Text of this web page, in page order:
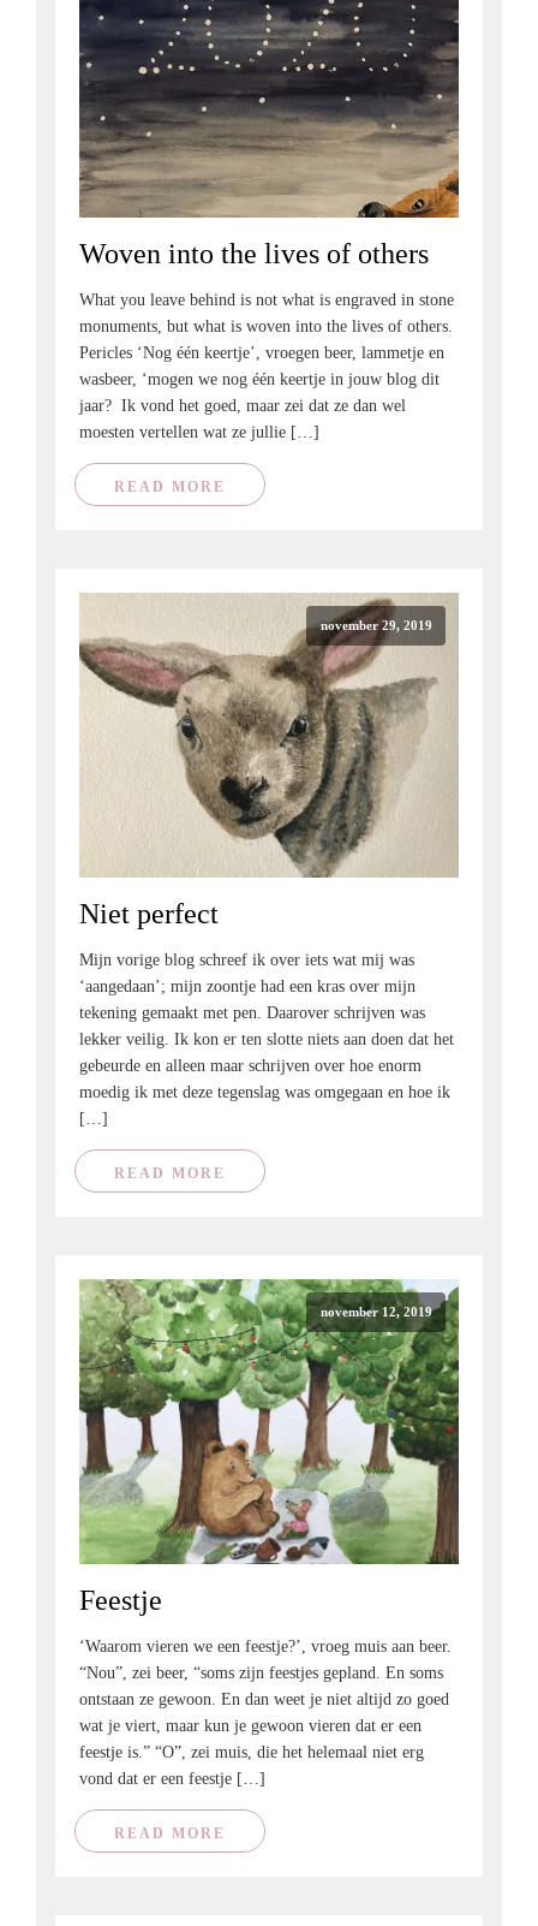
Woven into the lives of others
What you leave behind is not what is engraved in stone
monuments, but what is woven into the lives of others.
Pericles ‘Nog één keertje’, vroegen beer, lammetje en
wasbeer, ‘mogen we nog één keertje in jouw blog dit
jaar? Ik vond het goed, maar zei dat ze dan wel
moesten vertellen wat ze jullie […]
READ MORE
november 29, 2019
Niet perfect
Mijn vorige blog schreef ik over iets wat mij was
‘aangedaan’; mijn zoontje had een kras over mijn
tekening gemaakt met pen. Daarover schrijven was
lekker veilig. Ik kon er ten slotte niets aan doen dat het
gebeurde en alleen maar schrijven over hoe enorm
moedig ik met deze tegenslag was omgegaan en hoe ik
[…]
READ MORE
november 12, 2019
Feestje
‘Waarom vieren we een feestje?’, vroeg muis aan beer.
“Nou”, zei beer, “soms zijn feestjes gepland. En soms
ontstaan ze gewoon. En dan weet je niet altijd zo goed
wat je viert, maar kun je gewoon vieren dat er een
feestje is.” “O”, zei muis, die het helemaal niet erg
vond dat er een feestje […]
READ MORE